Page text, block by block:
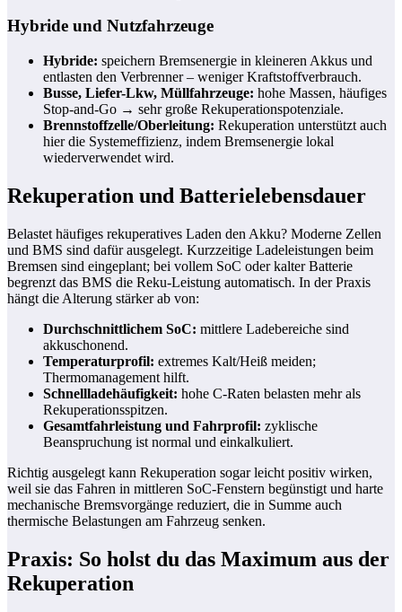
Hybride und Nutzfahrzeuge
Hybride: speichern Bremsenergie in kleineren Akkus und
entlasten den Verbrenner – weniger Kraftstoffverbrauch.
Busse, Liefer-Lkw, Müllfahrzeuge: hohe Massen, häufiges
Stop-and-Go → sehr große Rekuperationspotenziale.
Brennstoffzelle/Oberleitung: Rekuperation unterstützt auch
hier die Systemeffizienz, indem Bremsenergie lokal
wiederverwendet wird.
Rekuperation und Batterielebensdauer
Belastet häufiges rekuperatives Laden den Akku? Moderne Zellen
und BMS sind dafür ausgelegt. Kurzzeitige Ladeleistungen beim
Bremsen sind eingeplant; bei vollem SoC oder kalter Batterie
begrenzt das BMS die Reku-Leistung automatisch. In der Praxis
hängt die Alterung stärker ab von:
Durchschnittlichem SoC: mittlere Ladebereiche sind
akkuschonend.
Temperaturprofil: extremes Kalt/Heiß meiden;
Thermomanagement hilft.
Schnellladehäufigkeit: hohe C-Raten belasten mehr als
Rekuperationsspitzen.
Gesamtfahrleistung und Fahrprofil: zyklische
Beanspruchung ist normal und einkalkuliert.
Richtig ausgelegt kann Rekuperation sogar leicht positiv wirken,
weil sie das Fahren in mittleren SoC-Fenstern begünstigt und harte
mechanische Bremsvorgänge reduziert, die in Summe auch
thermische Belastungen am Fahrzeug senken.
Praxis: So holst du das Maximum aus der
Rekuperation